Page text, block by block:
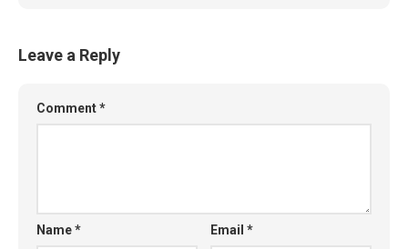
Leave a Reply
Comment*
Name* Email*